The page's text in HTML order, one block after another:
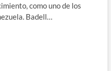
como uno de los
Badell…